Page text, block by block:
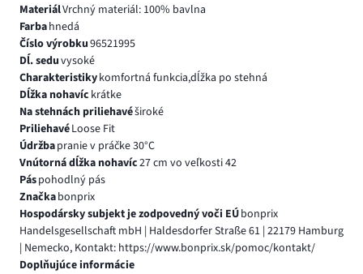
MateriálVrchný materiál: 100% bavlna
Farbahnedá
Číslo výrobku96521995
Dĺ. seduvysoké
Charakteristikykomfortná funkcia,dĺžka po stehná
Dĺžka nohavíc krátke
Na stehnách priliehavéširoké
PriliehavéLoose Fit
Údržbapranie v práčke 30°C
Vnútorná dĺžka nohavíc27 cm vo veľkosti 42
Páspohodlný pás
Značkabonprix
Hospodársky subjekt je zodpovedný voči EÚbonprix
Handelsgesellschaft mbH | Haldesdorfer Straße 61 | 22179 Hamburg
| Nemecko, Kontakt: https://www.bonprix.sk/pomoc/kontakt/
Doplňujúce informácie